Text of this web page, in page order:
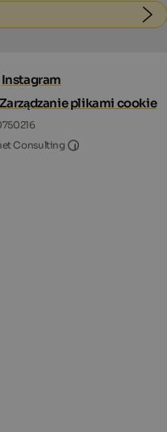
Instagram
Zarządzanie plikami cookie
Consulting
Internet